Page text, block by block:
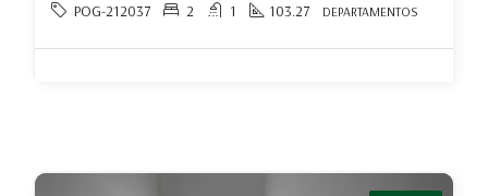
POG-212037 2 1 103.27 DEPARTAMENTOS